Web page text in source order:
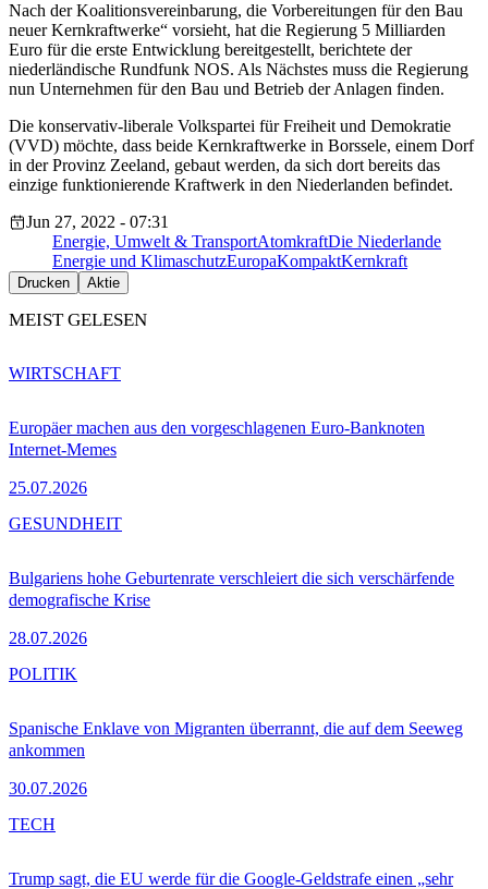
Nach der Koalitionsvereinbarung, die Vorbereitungen für den Bau
neuer Kernkraftwerke“ vorsieht, hat die Regierung 5 Milliarden
Euro für die erste Entwicklung bereitgestellt, berichtete der
niederländische Rundfunk NOS. Als Nächstes muss die Regierung
nun Unternehmen für den Bau und Betrieb der Anlagen finden.
Die konservativ-liberale Volkspartei für Freiheit und Demokratie
(VVD) möchte, dass beide Kernkraftwerke in Borssele, einem Dorf
in der Provinz Zeeland, gebaut werden, da sich dort bereits das
einzige funktionierende Kraftwerk in den Niederlanden befindet.
Jun 27, 2022 - 07:31
Energie, Umwelt & TransportAtomkraftDie Niederlande
Energie und KlimaschutzEuropaKompaktKernkraft
Drucken Aktie
MEIST GELESEN
Europäer machen aus den vorgeschlagenen Euro-Banknoten
Internet-Memes
25.07.2026
WIRTSCHAFT
Bulgariens hohe Geburtenrate verschleiert die sich verschärfende
demografische Krise
28.07.2026
GESUNDHEIT
Spanische Enklave von Migranten überrannt, die auf dem Seeweg
ankommen
30.07.2026
POLITIK
Trump sagt, die EU werde für die Google-Geldstrafe einen „sehr
TECH